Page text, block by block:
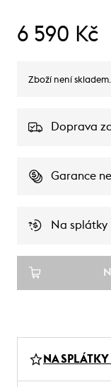
6 590 Kč
Zboží není skladem.
Doprava
Garance
Na splátky
NA SPLÁTKY